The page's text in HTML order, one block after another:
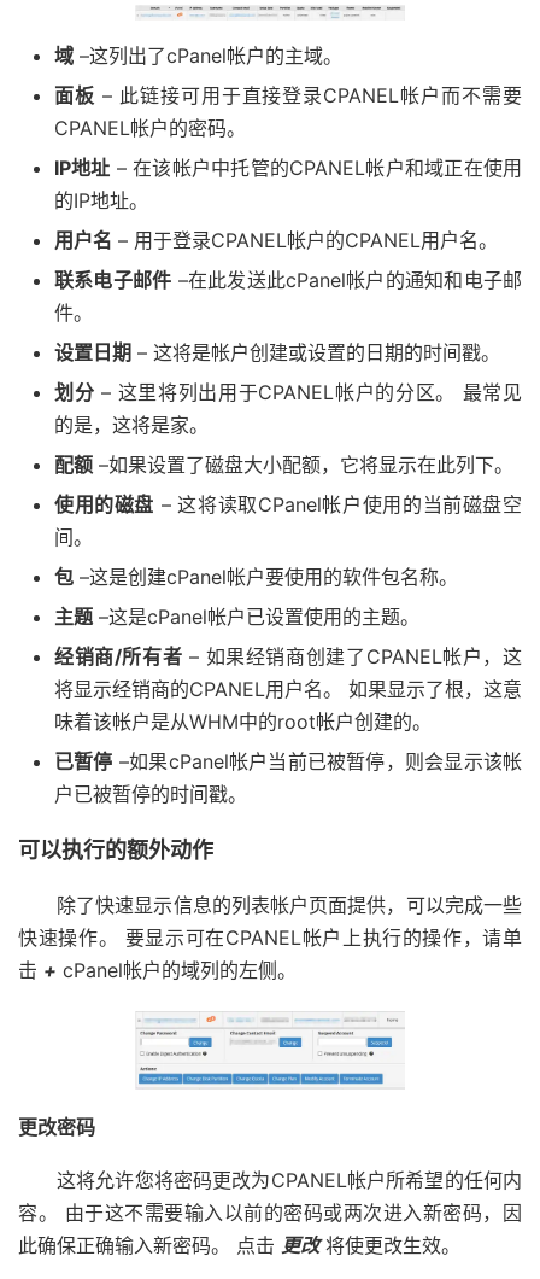
域 –这列出了cPanel帐户的主域。
面板 – 此链接可用于直接登录CPANEL帐户而不需要
CPANEL帐户的密码。
IP地址 – 在该帐户中托管的CPANEL帐户和域正在使用
的IP地址。
用户名 – 用于登录CPANEL帐户的CPANEL用户名。
联系电子邮件 –在此发送此cPanel帐户的通知和电子邮
件。
设置日期 – 这将是帐户创建或设置的日期的时间戳。
划分 – 这里将列出用于CPANEL帐户的分区。 最常见
的是，这将是家。
配额 –如果设置了磁盘大小配额，它将显示在此列下。
使用的磁盘 – 这将读取CPanel帐户使用的当前磁盘空
间。
包 –这是创建cPanel帐户要使用的软件包名称。
主题–这是cPanel帐户已设置使用的主题。
经销商/所有者 – 如果经销商创建了CPANEL帐户，这
将显示经销商的CPANEL用户名。 如果显示了根，这意
味着该帐户是从WHM中的root帐户创建的。
已暂停 –如果cPanel帐户当前已被暂停，则会显示该帐
户已被暂停的时间戳。
可以执行的额外动作
除了快速显示信息的列表帐户页面提供，可以完成一些
快速操作。 要显示可在CPANEL帐户上执行的操作，请单
击 + cPanel帐户的域列的左侧。
更改密码
这将允许您将密码更改为CPANEL帐户所希望的任何内
容。 由于这不需要输入以前的密码或两次进入新密码，因
此确保正确输入新密码。 点击 更改将使更改生效。